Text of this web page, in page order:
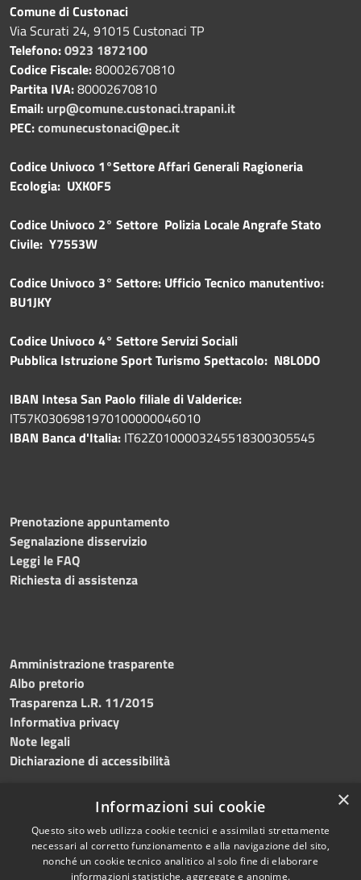
Comune di Custonaci
Via Scurati 24, 91015 Custonaci TP
Telefono:0923 1872100
Codice Fiscale:80002670810
Partita IVA:80002670810
Email: urp@comune.custonaci.trapani.it
PEC:comunecustonaci@pec.it
Codice Univoco 1°Settore Affari Generali Ragioneria
Ecologia: UXK0F5
Codice Univoco 2° Settore Polizia Locale Angrafe Stato
Civile: Y7553W
Codice Univoco 3° Settore: Ufficio Tecnico manutentivo:
BU1JKY
Codice Univoco 4° Settore Servizi Sociali
Pubblica Istruzione Sport Turismo Spettacolo: N8L0DO
IBAN Intesa San Paolo filiale di Valderice:
IT57K0306981970100000046010
IBAN Banca d'Italia: IT62Z0100003245518300305545
Prenotazione appuntamento
Segnalazione disservizio
Leggi le FAQ
Richiesta di assistenza
Amministrazione trasparente
Albo pretorio
Trasparenza L.R. 11/2015
Informativa privacy
Note legali
Dichiarazione di accessibilità
RSS
Accessibilità
Copyright © 2026 • Comune di
Custonaci • Powered by
×
Informazioni sui cookie
Questo sito web utilizza cookie tecnici e assimilati strettamente
necessari al corretto funzionamento e alla navigazione del sito,
nonché un cookie tecnico analitico al solo fine di elaborare
informazioni statistiche, aggregate e anonime.